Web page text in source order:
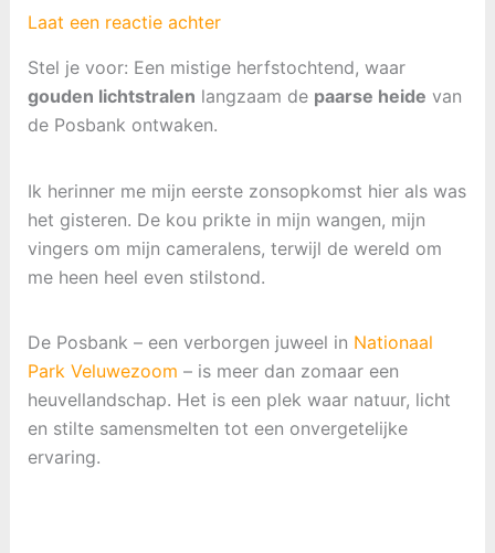
Laat een reactie achter
Stel je voor: Een mistige herfstochtend, waar
gouden lichtstralen langzaam de paarse heide van
de Posbank ontwaken.
Ik herinner me mijn eerste zonsopkomst hier als was
het gisteren. De kou prikte in mijn wangen, mijn
vingers om mijn cameralens, terwijl de wereld om
me heen heel even stilstond.
De Posbank – een verborgen juweel in Nationaal
Park Veluwezoom – is meer dan zomaar een
heuvellandschap. Het is een plek waar natuur, licht
en stilte samensmelten tot een onvergetelijke
ervaring.